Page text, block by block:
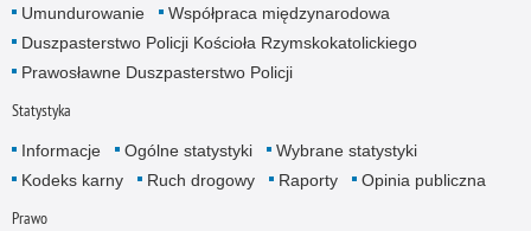
Umundurowanie
Współpraca międzynarodowa
Duszpasterstwo Policji Kościoła Rzymskokatolickiego
Prawosławne Duszpasterstwo Policji
Statystyka
Informacje Ogólne statystyki
Wybrane statystyki
Kodeks karny
Ruch drogowy Raporty Opinia publiczna
Prawo